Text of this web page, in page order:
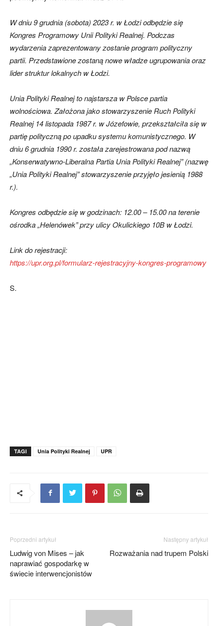
W dniu 9 grudnia (sobota) 2023 r. w Łodzi odbędzie się
Kongres Programowy Unii Polityki Realnej. Podczas
wydarzenia zaprezentowany zostanie program polityczny
partii. Przedstawione zostaną nowe władze ugrupowania oraz
lider struktur lokalnych w Łodzi.
Unia Polityki Realnej to najstarsza w Polsce partia
wolnościowa. Założona jako stowarzyszenie Ruch Polityki
Realnej 14 listopada 1987 r. w Józefowie, przekształciła się w
partię polityczną po upadku systemu komunistycznego. W
dniu 6 grudnia 1990 r. została zarejestrowana pod nazwą
„Konserwatywno-Liberalna Partia Unia Polityki Realnej” (nazwę
„Unia Polityki Realnej” stowarzyszenie przyjęło jesienią 1988
r.).
Kongres odbędzie się w godzinach: 12.00 – 15.00 na terenie
ośrodka „Helenówek” przy ulicy Okulickiego 10B w Łodzi.
Link do rejestracji:
https://upr.org.pl/formularz-rejestracyjny-kongres-programowy
S.
TAGI Unia Polityki Realnej UPR
Poprzedni artykuł
Ludwig von Mises – jak
naprawiać gospodarkę w
świecie interwencjonistów
Następny artykuł
Rozważania nad trupem Polski